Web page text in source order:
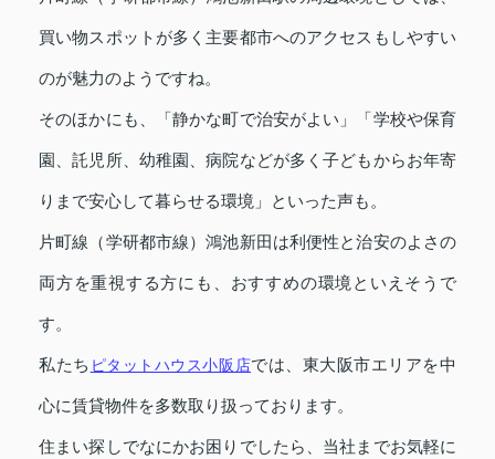
買い物スポットが多く主要都市へのアクセスもしやすい
のが魅力のようですね。
そのほかにも、「静かな町で治安がよい」「学校や保育
園、託児所、幼稚園、病院などが多く子どもからお年寄
りまで安心して暮らせる環境」といった声も。
片町線（学研都市線）鴻池新田は利便性と治安のよさの
両方を重視する方にも、おすすめの環境といえそうで
す。
私たち ピタットハウス小阪店では、東大阪市エリアを中
心に賃貸物件を多数取り扱っております。
住まい探しでなにかお困りでしたら、当社までお気軽に